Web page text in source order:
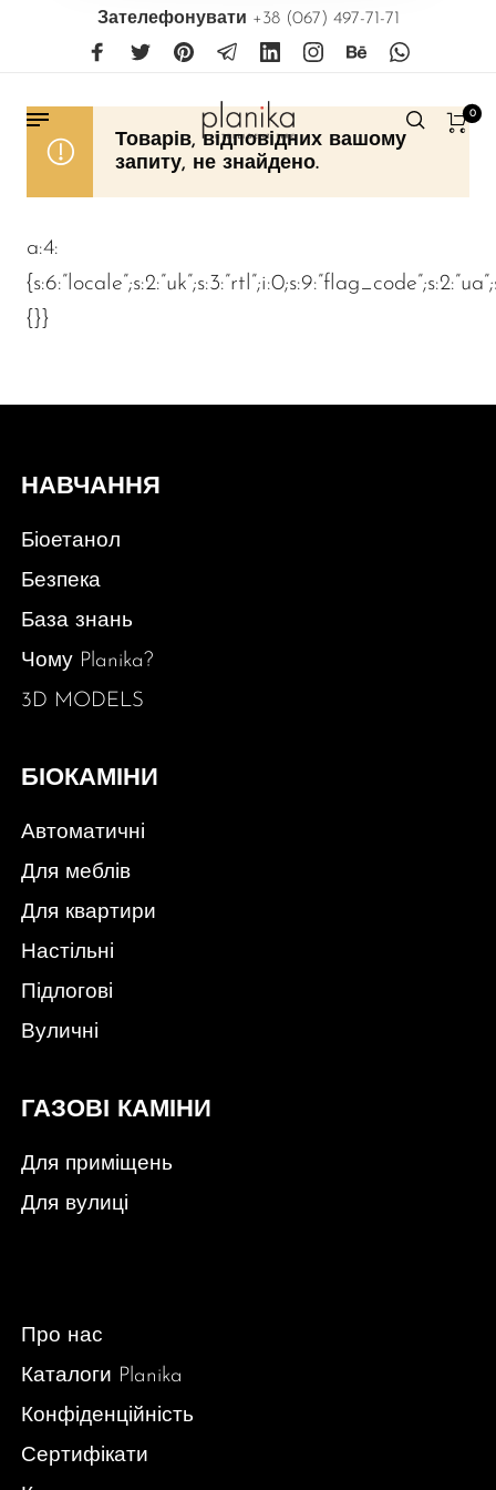
Зателефонувати +38 (067) 497-71-71
0
Товарів, відповідних вашому
запиту, не знайдено.
a:4:
{}}
НАВЧАННЯ
Біоетанол
Безпека
База знань
Чому Planika?
3D MODELS
БІОКАМІНИ
Автоматичні
Для меблів
Для квартири
Настільні
Підлогові
Вуличні
ГАЗОВІ КАМІНИ
Для приміщень
Для вулиці
Про нас
Каталоги Planika
Конфіденційність
Сертифікати